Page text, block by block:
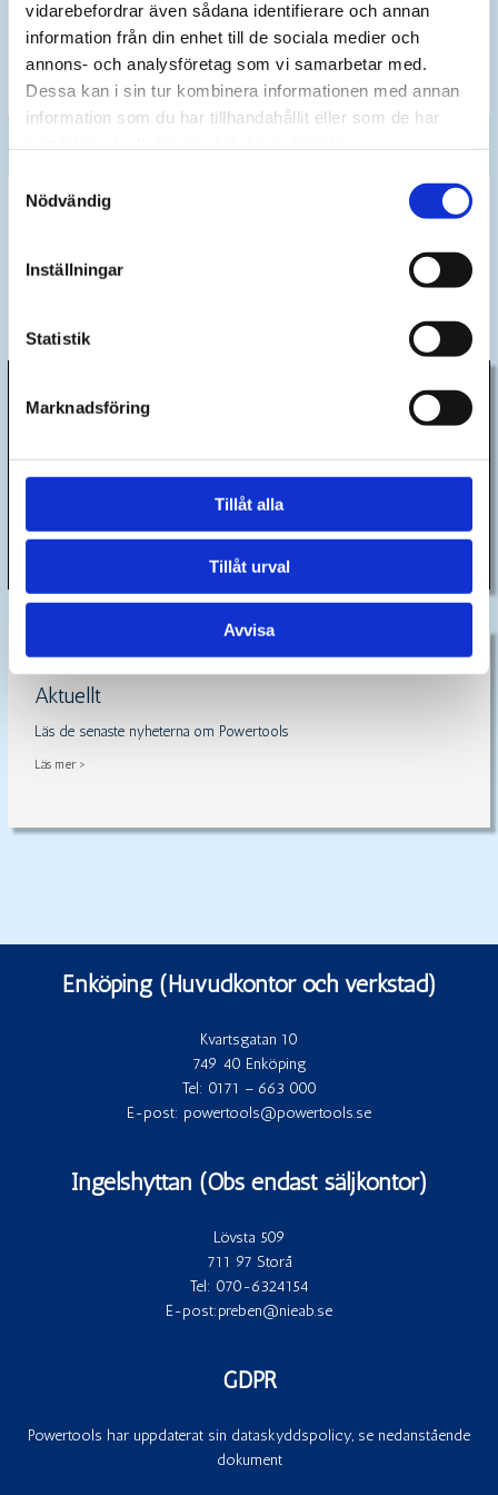
vidarebefordrar även sådana identifierare och annan
information från din enhet till de sociala medier och
annons- och analysföretag som vi samarbetar med.
Dessa kan i sin tur kombinera informationen med annan
information som du har tillhandahållit eller som de har
Samtyckesval
Nödvändig
Inställningar
Statistik
Marknadsföring
Tillåt alla
Tillåt urval
Avvisa
Aktuellt
Läs de senaste nyheterna om Powertools
Läs mer >
Varmt välkommen att kontakta oss på Powertools när du behöver en
samarbetspartner somkanverktygen, som behövs för att utföra ett
effektivt tågunderhåll!
Enköping (Huvudkontor och verkstad)
Kvartsgatan 10
749 40 Enköping
Tel: 0171 – 663 000
E-post: powertools@powertools.se
Ingelshyttan (Obs endast säljkontor)
Lövsta 509
711 97 Storå
Tel: 070-6324154
E-post:preben@nieab.se
GDPR
Powertools har uppdaterat sin dataskyddspolicy, se nedanstående
dokument